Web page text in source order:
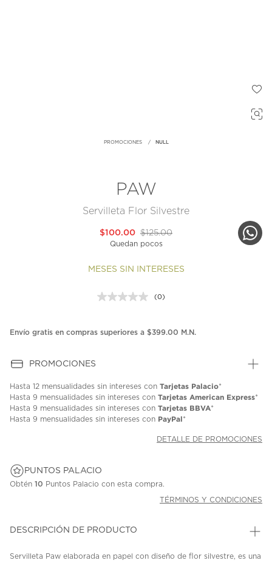
PROMOCIONES NULL
PAW
Servilleta Flor Silvestre
$125.00
$100.00
Quedan pocos
MESES SIN INTERESES
Sin
en
(0)
Envío gratis en compras superiores a $399.00 M.N.
PROMOCIONES
Hasta 12 mensualidades sin intereses con Tarjetas Palacio*
Hasta 9 mensualidades sin intereses con Tarjetas American Express*
Hasta 9 mensualidades sin intereses con Tarjetas BBVA*
Hasta 9 mensualidades sin intereses con PayPal*
DETALLE DE PROMOCIONES
PUNTOS PALACIO
Obtén 10 Puntos Palacio con esta compra.
TÉRMINOS Y CONDICIONES
DESCRIPCIÓN DE PRODUCTO
Servilleta Paw elaborada en papel con diseño de flor silvestre, es una